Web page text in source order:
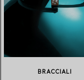
BRACCIALI